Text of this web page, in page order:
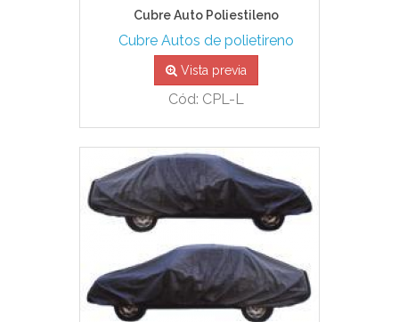
Cubre Auto Poliestileno
Cubre Autos de polietireno
Vista previa
Cód: CPL-L